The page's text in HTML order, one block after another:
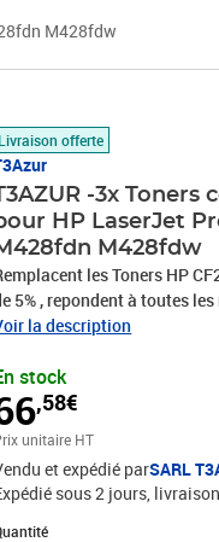
M428fdw
Livraison offerte
-3x Toners
HP LaserJet
M428fdw
les Toners HP
5% , repondent à toutes les
Compatible - Encre
la description
stock
,58€
66,58€
unitaire HT
et expédié parSARL
sous 2 jours
: 1